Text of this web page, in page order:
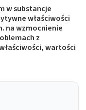
w substancje
właściwości
na wzmocnienie
z
wartości